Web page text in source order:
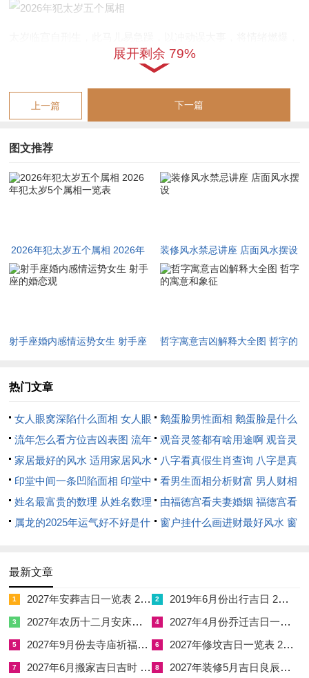
但冷静自持，虽压力山大，唯细嗅蔷薇，随言语纷争来，那口舌
解，以旺气护体，但需心诚，虽小物有大用，随每日佩戴，那负
能量避退，想运势回升，接吉祥常伴，可放心前行。
三、冲太岁：生肖鼠动荡求变之路
但破而后立，虽奔波劳碌，唯机遇暗藏，随迁移宫动，那搬迁跳
槽常见，想抓住机遇，接挑战吧。
尤注意人际关系，此口舌难免，尽显情商之时这分寸要拿捏。
关窍，从理解出发，正缘可期，作冷静处理，其变数无穷，他说
值得一搏，当谨慎决策，起落自安，生肖鼠有招，只有顺势而
为，结合风水摆件，依据吉方调整，以动制动是良策，将此身化
风行，但不忘根本，虽去远方闯，唯心系归处。
那「岁破」在正北，想避开直冲，接卧室避此方，可安床于吉
位，就此稳住气运，踏踏实实理财，凭直觉避险，基业长青事在
投资。
此年不宜与人争，尽退一步海阔，这眼界须放宽，而不纠缠烂
事，不赌气辞职，除应对突变，两周详计划定，通命理者知进
退，从善如流真聪明，正念观察，作水滴石穿功。
四、害太岁：生肖牛暗涌之中的坚守
展开剩余 79%
上一篇 下一篇
图文推荐
2026年犯太岁五个属相 2026年
犯太岁5个属相一览表
装修风水禁忌讲座 店面风水摆设
射手座婚内感情运势女生 射手座
哲字寓意吉凶解释大全图 哲字的
热门文章
女人眼窝深陷什么面相 女人眼
窝深陷是短命相吗
鹅蛋脸男性面相 鹅蛋脸是什么
脸型男性
流年怎么看方位吉凶表图 流年
位置怎么看
观音灵签都有啥用途啊 观音灵
签全部签签词
家居最好的风水 适用家居风水
八字看真假生肖查询 八字是真
还是假
印堂中间一条凹陷面相 印堂中
间有条线沟好不好
看男生面相分析财富 男人财相
从哪里看
姓名最富贵的数理 从姓名数理
看富豪
由福德宫看夫妻婚姻 福德宫看
配偶生肖
属龙的2025年运气好不好是什
2025年属龙人的全年运势
窗户挂什么画进财最好风水 窗
最新文章
1 2027年安葬吉日一览表 2027年12月安葬吉日一览表 2 2019年6月份出行吉日 2027年6月出行吉日一览表
3 2027年农历十二月安床吉日 2027年正月安床吉日吉时查询 4 2027年4月份乔迁吉日一览表 2027年4月乔迁吉日吉时查询
5 2027年9月份去寺庙祈福的日子 2027年5月去寺庙吉日一览表 6 2027年修坟吉日一览表 2027年农历2月修坟吉日一览表
7 2027年6月搬家吉日吉时 2027年农历6月搬家吉日一览表 8 2027年装修5月吉日良辰查询表 2027年农历5月装修吉日一览表